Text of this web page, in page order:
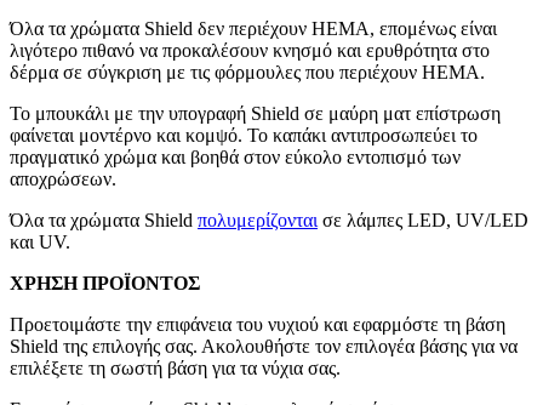
Όλα τα χρώματα Shield δεν περιέχουν HEMA, επομένως είναι
λιγότερο πιθανό να προκαλέσουν κνησμό και ερυθρότητα στο
δέρμα σε σύγκριση με τις φόρμουλες που περιέχουν HEMA.
Το μπουκάλι με την υπογραφή Shield σε μαύρη ματ επίστρωση
φαίνεται μοντέρνο και κομψό. Το καπάκι αντιπροσωπεύει το
πραγματικό χρώμα και βοηθά στον εύκολο εντοπισμό των
αποχρώσεων.
Όλα τα χρώματα Shield πολυμερίζονταισε λάμπες LED, UV/LED
και UV.
ΧΡΗΣΗ ΠΡΟΪΟΝΤΟΣ
Προετοιμάστε την επιφάνεια του νυχιού και εφαρμόστε τη βάση
Shield της επιλογής σας. Ακολουθήστε τον επιλογέα βάσης για να
επιλέξετε τη σωστή βάση για τα νύχια σας.